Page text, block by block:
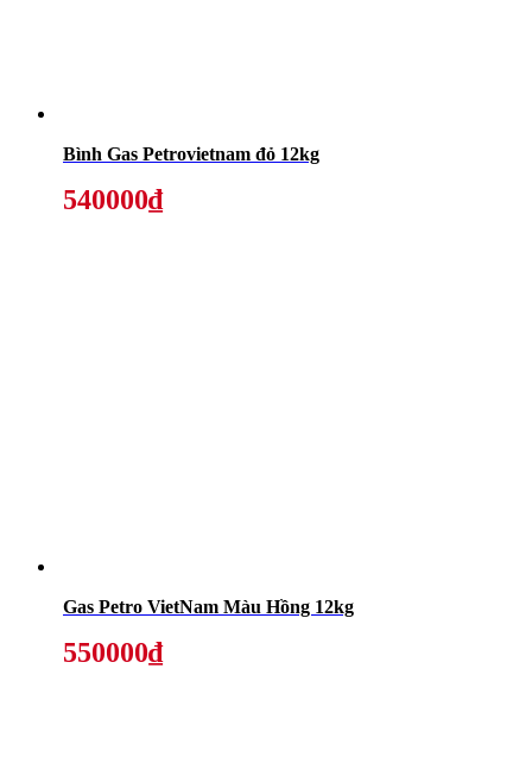
Bình Gas Petrovietnam đỏ 12kg
540000₫
Gas Petro VietNam Màu Hồng 12kg
550000₫